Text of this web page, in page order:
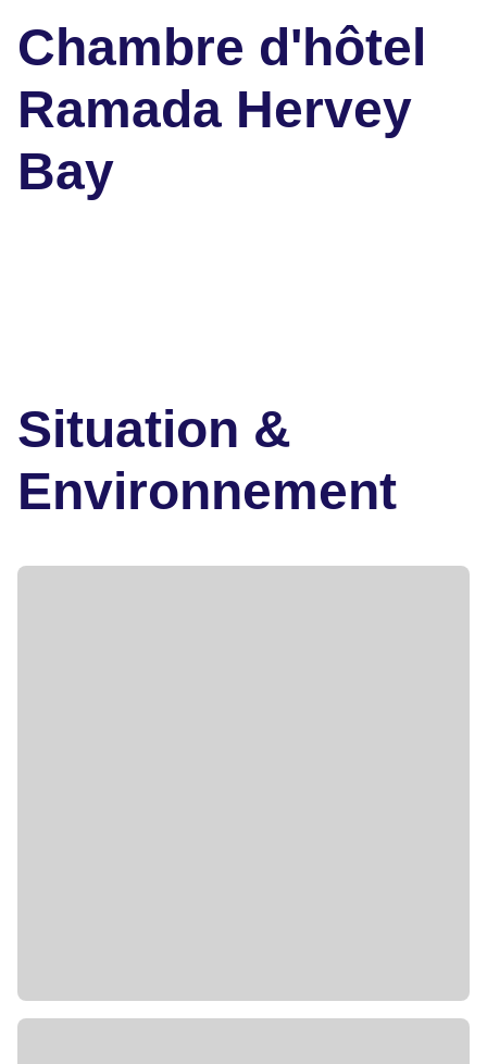
Chambre d'hôtel
Ramada Hervey
Bay
Situation &
Environnement